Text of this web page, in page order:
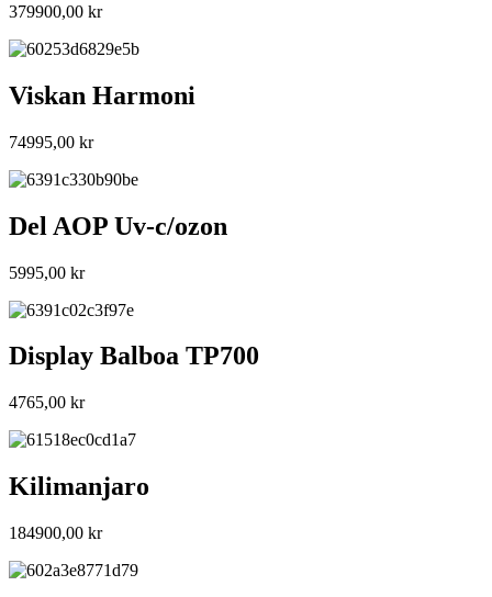
379900,00 kr
Viskan Harmoni
74995,00 kr
Del AOP Uv-c/ozon
5995,00 kr
Display Balboa TP700
4765,00 kr
Kilimanjaro
184900,00 kr